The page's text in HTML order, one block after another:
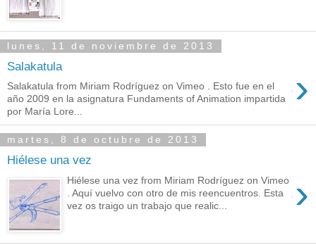
lunes, 11 de noviembre de 2013
Salakatula ›
Salakatula from Miriam Rodríguez on Vimeo . Esto fue en el
año 2009 en la asignatura Fundaments of Animation impartida
por María Lore...
martes, 8 de octubre de 2013
Hiélese una vez
›
Hiélese una vez from Miriam Rodríguez on Vimeo
. Aquí vuelvo con otro de mis reencuentros. Esta
vez os traigo un trabajo que realic...